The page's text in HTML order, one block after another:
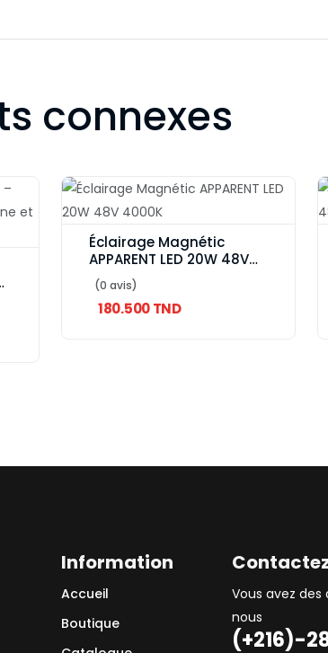
connexes
Éclairage Magnétic
APPARENT LED 20W 48V
4000K
(0 avis)
180.500 TND
Information
Accueil
Boutique
Vous avez
nous
(+216)-